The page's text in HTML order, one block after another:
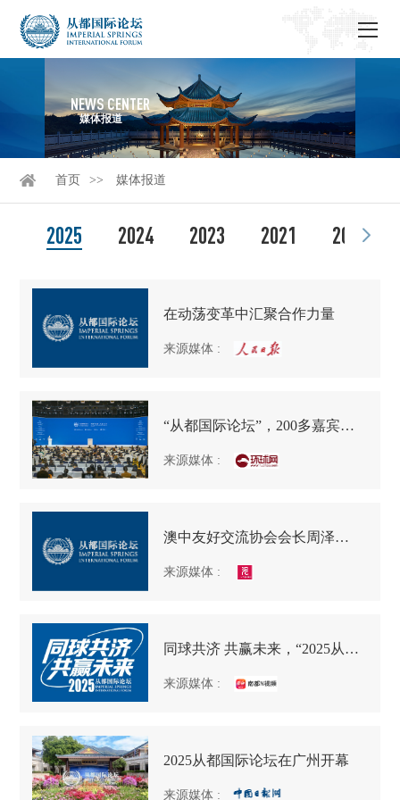
NEWS CENTER
媒体报道
首页 媒体报道
2025 2024 2023 2021 2020
在动荡变革中汇聚合作力量
来源媒体 :
“从都国际论坛”，200多嘉宾谈拥抱合作
来源媒体 :
澳中友好交流协会会长周泽荣：从都国际论坛已成为我国民间外交重要平台
来源媒体 :
同球共济 共赢未来，“2025从都国际论坛”在广州开幕
来源媒体 :
2025从都国际论坛在广州开幕
来源媒体 :